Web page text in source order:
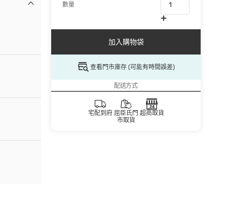
數量
加入購物袋
查看門市庫存 (可能有時間誤差)
配送方式
宅配到府 屈臣氏門
市取貨
超商取貨